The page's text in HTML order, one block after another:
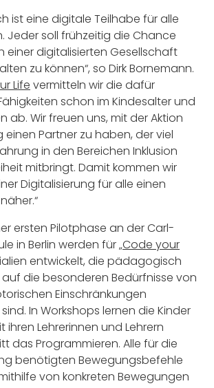
ist eine digitale Teilhabe für alle
Jeder soll frühzeitig die Chance
einer digitalisierten Gesellschaft
zu können“, so Dirk Bornemann.
Life vermitteln wir die dafür
schon im Kindesalter und
ab. Wir freuen uns, mit der Aktion
einen Partner zu haben, der viel
in den Bereichen Inklusion
mitbringt. Damit kommen wir
Digitalisierung für alle einen
ersten Pilotphase an der Carl-
in Berlin werden für„Code your
entwickelt, die pädagogisch
die besonderen Bedürfnisse von
Einschränkungen
In Workshops lernen die Kinder
ihren Lehrerinnen und Lehrern
das Programmieren. Alle für die
benötigten Bewegungsbefehle
von konkreten Bewegungen